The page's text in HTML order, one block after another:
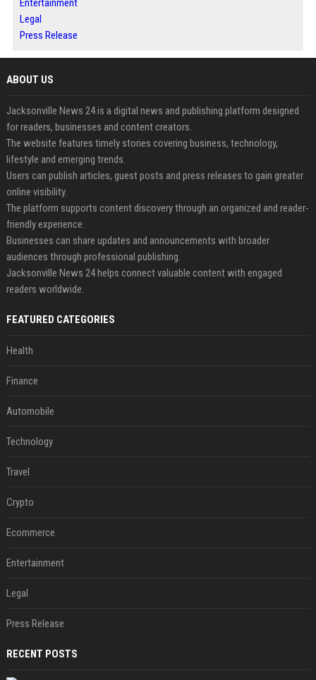
Entertainment
Legal
Press Release
ABOUT US
Jacksonville News 24 is a digital news and publishing platform designed
for readers, businesses and content creators.
The website features timely stories covering business, technology,
lifestyle and emerging trends.
Users can publish articles, guest posts and press releases to gain greater
online visibility.
The platform supports content discovery through an organized and reader-
friendly experience.
Businesses can share updates and announcements with broader
audiences through professional publishing.
Jacksonville News 24 helps connect valuable content with engaged
readers worldwide.
FEATURED CATEGORIES
Health
Finance
Automobile
Technology
Travel
Crypto
Ecommerce
Entertainment
Legal
Press Release
RECENT POSTS